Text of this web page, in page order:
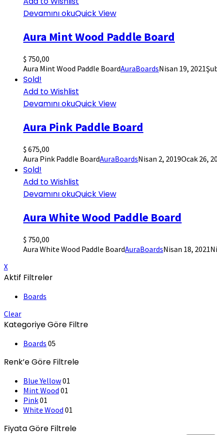
Devamını okuQuick View
Aura Mint Wood Paddle Board
$ 750,00
Aura Mint Wood Paddle BoardAuraBoardsNisan 19, 2021
Sold!
Add to Wishlist
Devamını okuQuick View
Aura Pink Paddle Board
$ 675,00
Aura Pink Paddle BoardAuraBoardsNisan 2, 2019Ocak 26,
Sold!
Add to Wishlist
Devamını okuQuick View
Aura White Wood Paddle Board
$ 750,00
Aura White Wood Paddle BoardAuraBoardsNisan 18, 2021
X
Aktif Filtreler
Boards
Clear
Kategoriye Göre Filtre
Boards 05
Renk’e Göre Filtrele
Blue Yellow01
Mint Wood 01
Pink01
White Wood 01
Fiyata Göre Filtrele